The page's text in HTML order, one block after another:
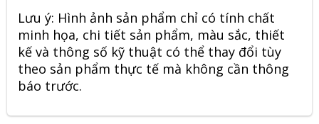
Lưu ý: Hình ảnh sản phẩm chỉ có tính chất
minh họa, chi tiết sản phẩm, màu sắc, thiết
kế và thông số kỹ thuật có thể thay đổi tùy
theo sản phẩm thực tế mà không cần thông
báo trước.